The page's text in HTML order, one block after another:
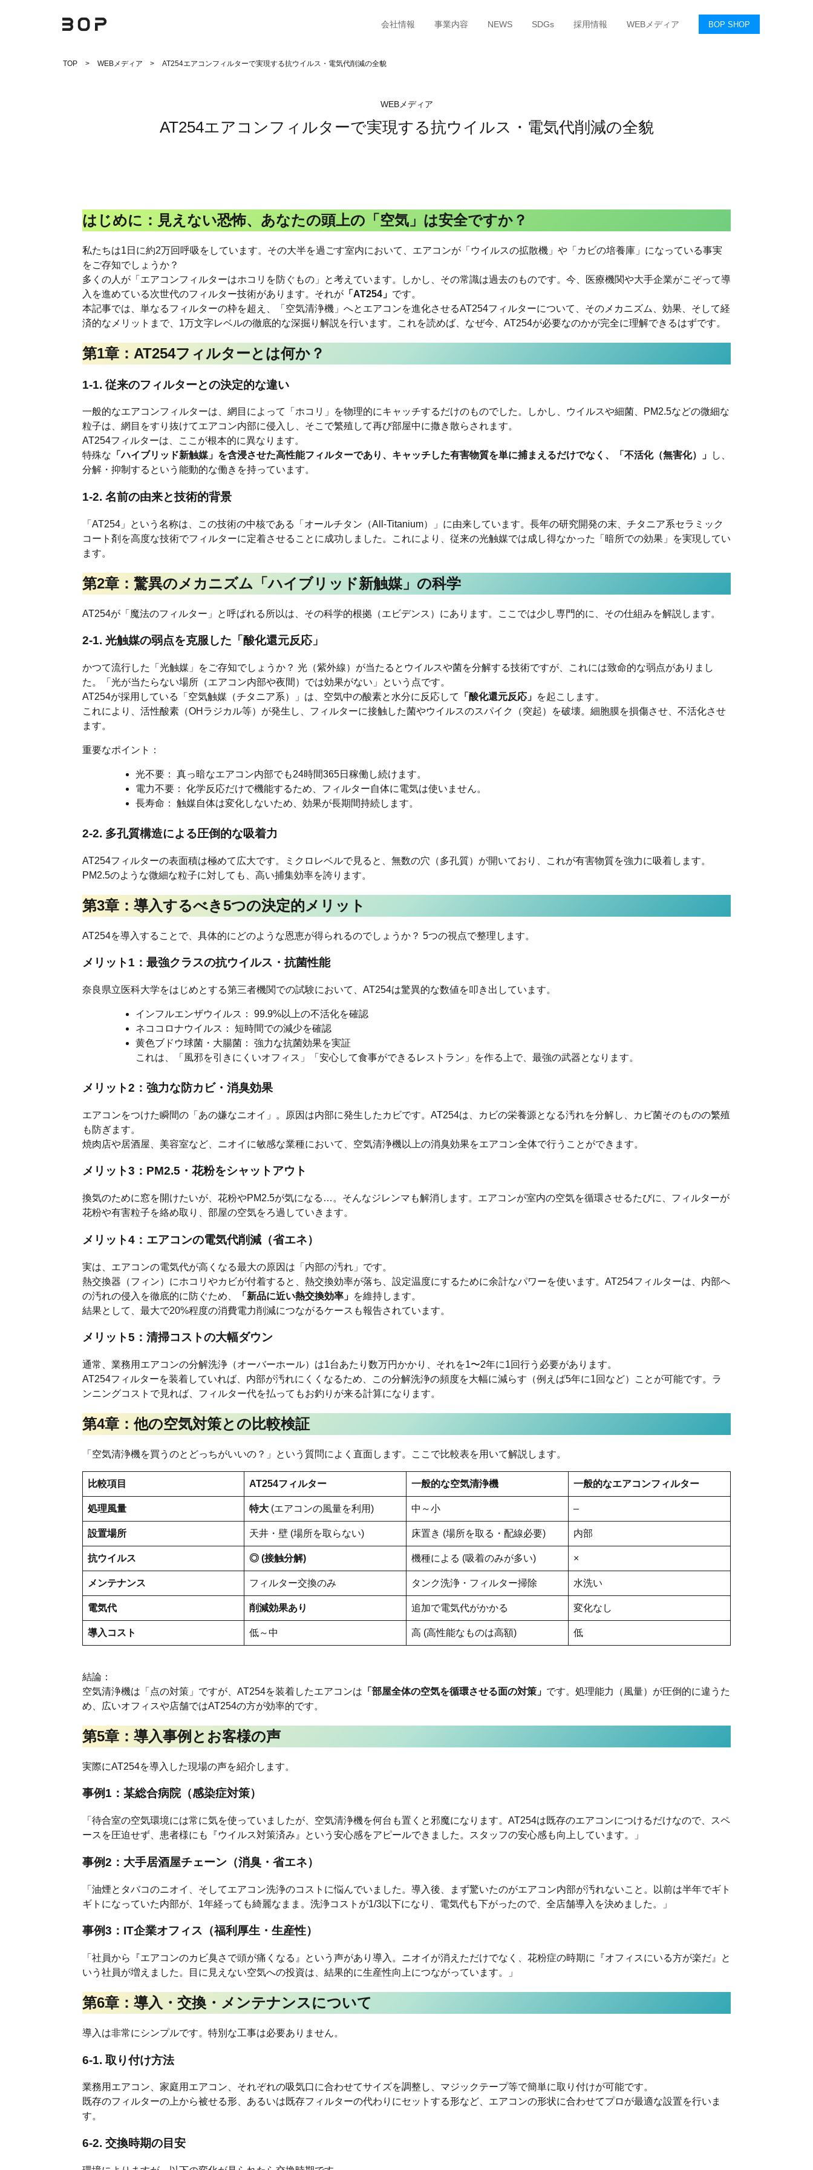
会社情報 事業内容 NEWS SDGs 採用情報 WEBメディア BOP SHOP
TOP WEBメディア AT254エアコンフィルターで実現する抗ウイルス・電気代削減の全貌
WEBメディア
AT254エアコンフィルターで実現する抗ウイルス・電気代削減の全貌
はじめに：見えない恐怖、あなたの頭上の「空気」は安全ですか？
私たちは1日に約2万回呼吸をしています。その大半を過ごす室内において、エアコンが「ウイルスの拡散機」や「カビの培養庫」になっている事実
をご存知でしょうか？
多くの人が「エアコンフィルターはホコリを防ぐもの」と考えています。しかし、その常識は過去のものです。今、医療機関や大手企業がこぞって導
入を進めている次世代のフィルター技術があります。それが 「AT254」 です。
本記事では、単なるフィルターの枠を超え、「空気清浄機」へとエアコンを進化させるAT254フィルターについて、そのメカニズム、効果、そして経
済的なメリットまで、1万文字レベルの徹底的な深掘り解説を行います。これを読めば、なぜ今、AT254が必要なのかが完全に理解できるはずです。
第1章：AT254フィルターとは何か？
1-1. 従来のフィルターとの決定的な違い
一般的なエアコンフィルターは、網目によって「ホコリ」を物理的にキャッチするだけのものでした。しかし、ウイルスや細菌、PM2.5などの微細な
粒子は、網目をすり抜けてエアコン内部に侵入し、そこで繁殖して再び部屋中に撒き散らされます。
AT254フィルターは、ここが根本的に異なります。
特殊な 「ハイブリッド新触媒」を含浸させた高性能フィルターであり、キャッチした有害物質を単に捕まえるだけでなく、「不活化（無害化）」
し、
分解・抑制するという能動的な働きを持っています。
1-2. 名前の由来と技術的背景
「AT254」という名称は、この技術の中核である「オールチタン（All-Titanium）」に由来しています。長年の研究開発の末、チタニア系セラミック
コート剤を高度な技術でフィルターに定着させることに成功しました。これにより、従来の光触媒では成し得なかった「暗所での効果」を実現してい
ます。
第2章：驚異のメカニズム「ハイブリッド新触媒」の科学
AT254が「魔法のフィルター」と呼ばれる所以は、その科学的根拠（エビデンス）にあります。ここでは少し専門的に、その仕組みを解説します。
2-1. 光触媒の弱点を克服した「酸化還元反応」
かつて流行した「光触媒」をご存知でしょうか？ 光（紫外線）が当たるとウイルスや菌を分解する技術ですが、これには致命的な弱点がありまし
た。「光が当たらない場所（エアコン内部や夜間）では効果がない」という点です。
AT254が採用している「空気触媒（チタニア系）」は、空気中の酸素と水分に反応して
「酸化還元反応」 を起こします。
これにより、活性酸素（OHラジカル等）が発生し、フィルターに接触した菌やウイルスのスパイク（突起）を破壊。細胞膜を損傷させ、不活化させ
ます。
重要なポイント：
光不要： 真っ暗なエアコン内部でも24時間365日稼働し続けます。
電力不要： 化学反応だけで機能するため、フィルター自体に電気は使いません。
長寿命： 触媒自体は変化しないため、効果が長期間持続します。
2-2. 多孔質構造による圧倒的な吸着力
AT254フィルターの表面積は極めて広大です。ミクロレベルで見ると、無数の穴（多孔質）が開いており、これが有害物質を強力に吸着します。
PM2.5のような微細な粒子に対しても、高い捕集効率を誇ります。
第3章：導入するべき5つの決定的メリット
AT254を導入することで、具体的にどのような恩恵が得られるのでしょうか？ 5つの視点で整理します。
メリット1：最強クラスの抗ウイルス・抗菌性能
奈良県立医科大学をはじめとする第三者機関での試験において、AT254は驚異的な数値を叩き出しています。
インフルエンザウイルス： 99.9%以上の不活化を確認
ネココロナウイルス： 短時間での減少を確認
黄色ブドウ球菌・大腸菌： 強力な抗菌効果を実証
これは、「風邪を引きにくいオフィス」「安心して食事ができるレストラン」を作る上で、最強の武器となります。
メリット2：強力な防カビ・消臭効果
エアコンをつけた瞬間の「あの嫌なニオイ」。原因は内部に発生したカビです。AT254は、カビの栄養源となる汚れを分解し、カビ菌そのものの繁殖
も防ぎます。
焼肉店や居酒屋、美容室など、ニオイに敏感な業種において、空気清浄機以上の消臭効果をエアコン全体で行うことができます。
メリット3：PM2.5・花粉をシャットアウト
換気のために窓を開けたいが、花粉やPM2.5が気になる…。そんなジレンマも解消します。エアコンが室内の空気を循環させるたびに、フィルターが
花粉や有害粒子を絡め取り、部屋の空気をろ過していきます。
メリット4：エアコンの電気代削減（省エネ）
実は、エアコンの電気代が高くなる最大の原因は「内部の汚れ」です。
熱交換器（フィン）にホコリやカビが付着すると、熱交換効率が落ち、設定温度にするために余計なパワーを使います。AT254フィルターは、内部へ
の汚れの侵入を徹底的に防ぐため、
「新品に近い熱交換効率」 を維持します。
結果として、最大で20%程度の消費電力削減につながるケースも報告されています。
メリット5：清掃コストの大幅ダウン
通常、業務用エアコンの分解洗浄（オーバーホール）は1台あたり数万円かかり、それを1〜2年に1回行う必要があります。
AT254フィルターを装着していれば、内部が汚れにくくなるため、この分解洗浄の頻度を大幅に減らす（例えば5年に1回など）ことが可能です。ラ
ンニングコストで見れば、フィルター代を払ってもお釣りが来る計算になります。
第4章：他の空気対策との比較検証
「空気清浄機を買うのとどっちがいいの？」という質問によく直面します。ここで比較表を用いて解説します。
比較項目 AT254フィルター 一般的な空気清浄機 一般的なエアコンフィルター
処理風量 特大 (エアコンの風量を利用) 中～小 –
設置場所 天井・壁 (場所を取らない) 床置き (場所を取る・配線必要) 内部
抗ウイルス ◎ (接触分解) 機種による (吸着のみが多い) ×
メンテナンス フィルター交換のみ タンク洗浄・フィルター掃除 水洗い
電気代 削減効果あり 追加で電気代がかかる 変化なし
導入コスト 低～中 高 (高性能なものは高額) 低
結論：
空気清浄機は「点の対策」ですが、AT254を装着したエアコンは 「部屋全体の空気を循環させる面の対策」 です。処理能力（風量）が圧倒的に違うた
め、広いオフィスや店舗ではAT254の方が効率的です。
第5章：導入事例とお客様の声
実際にAT254を導入した現場の声を紹介します。
事例1：某総合病院（感染症対策）
「待合室の空気環境には常に気を使っていましたが、空気清浄機を何台も置くと邪魔になります。AT254は既存のエアコンにつけるだけなので、スペ
ースを圧迫せず、患者様にも『ウイルス対策済み』という安心感をアピールできました。スタッフの安心感も向上しています。」
事例2：大手居酒屋チェーン（消臭・省エネ）
「油煙とタバコのニオイ、そしてエアコン洗浄のコストに悩んでいました。導入後、まず驚いたのがエアコン内部が汚れないこと。以前は半年でギト
ギトになっていた内部が、1年経っても綺麗なまま。洗浄コストが1/3以下になり、電気代も下がったので、全店舗導入を決めました。」
事例3：IT企業オフィス（福利厚生・生産性）
「社員から『エアコンのカビ臭さで頭が痛くなる』という声があり導入。ニオイが消えただけでなく、花粉症の時期に『オフィスにいる方が楽だ』と
いう社員が増えました。目に見えない空気への投資は、結果的に生産性向上につながっています。」
第6章：導入・交換・メンテナンスについて
導入は非常にシンプルです。特別な工事は必要ありません。
6-1. 取り付け方法
業務用エアコン、家庭用エアコン、それぞれの吸気口に合わせてサイズを調整し、マジックテープ等で簡単に取り付けが可能です。
既存のフィルターの上から被せる形、あるいは既存フィルターの代わりにセットする形など、エアコンの形状に合わせてプロが最適な設置を行いま
す。
6-2. 交換時期の目安